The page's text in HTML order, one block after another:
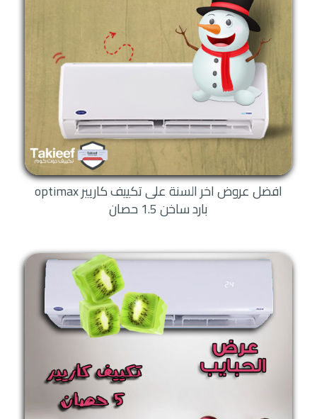
افضل عروض اخر السنة على تكييف كاريير optimax
بارد ساخن 1.5 حصان